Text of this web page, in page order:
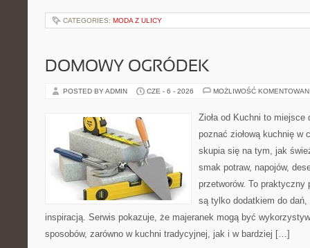
CATEGORIES: MODA Z ULICY
DOMOWY OGRÓDEK
POSTED BY ADMIN CZE - 6 - 2026 MOŻLIWOŚĆ
Zioła od Kuchni to
poznać ziołową kuchnię w
skupia się na tym, jak
smak potraw, napojów,
przetworów. To praktyczny
są tylko dodatkiem do dań,
inspiracją. Serwis pokazuje, że majeranek mogą być
sposobów, zarówno w kuchni tradycyjnej, jak i w bardziej […]